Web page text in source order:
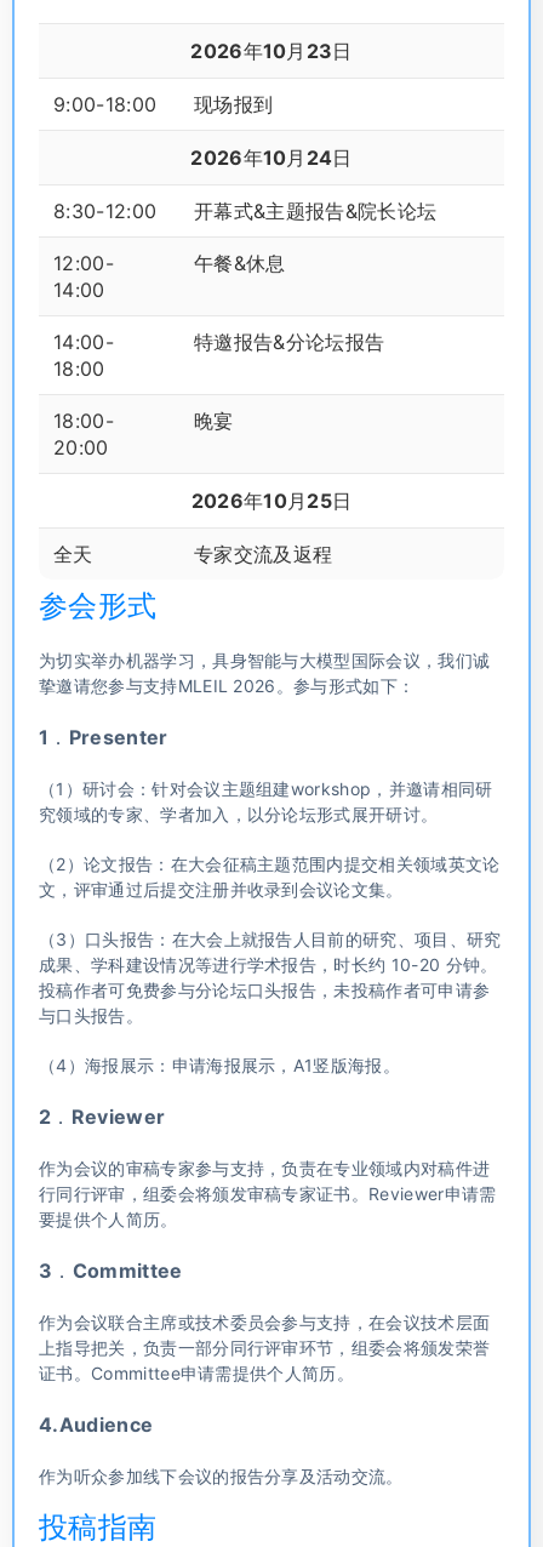
2026年10月23日
9:00-18:00 现场报到
2026年10月24日
8:30-12:00 开幕式&主题报告&院长论坛
12:00-
14:00
午餐&休息
14:00-
18:00
特邀报告&分论坛报告
18:00-
20:00
晚宴
2026年10月25日
全天 专家交流及返程
参会形式
为切实举办机器学习，具身智能与大模型国际会议，我们诚
挚邀请您参与支持MLEIL 2026。参与形式如下：
1．Presenter
（1）研讨会：针对会议主题组建workshop，并邀请相同研
究领域的专家、学者加入，以分论坛形式展开研讨。
（2）论文报告：在大会征稿主题范围内提交相关领域英文论
文，评审通过后提交注册并收录到会议论文集。
（3）口头报告：在大会上就报告人目前的研究、项目、研究
成果、学科建设情况等进行学术报告，时长约 10-20 分钟。
投稿作者可免费参与分论坛口头报告，未投稿作者可申请参
与口头报告。
（4）海报展示：申请海报展示，A1竖版海报。
2．Reviewer
作为会议的审稿专家参与支持，负责在专业领域内对稿件进
行同行评审，组委会将颁发审稿专家证书。Reviewer申请需
要提供个人简历。
3．Committee
作为会议联合主席或技术委员会参与支持，在会议技术层面
上指导把关，负责一部分同行评审环节，组委会将颁发荣誉
证书。Committee申请需提供个人简历。
4.Audience
作为听众参加线下会议的报告分享及活动交流。
投稿指南